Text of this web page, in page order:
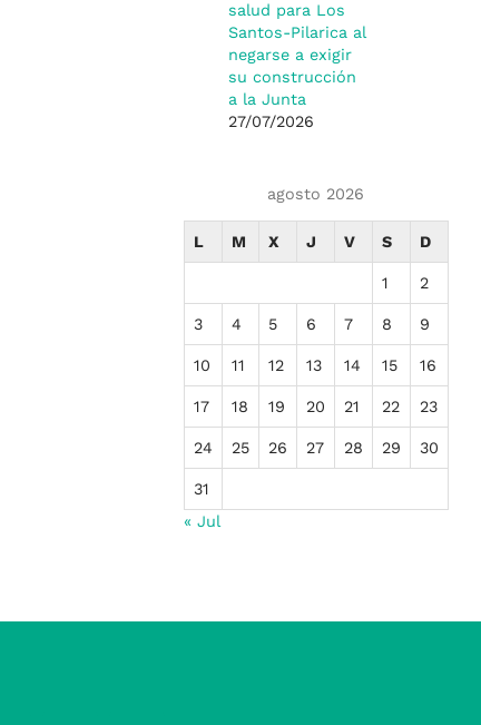
salud para Los
Santos-Pilarica al
negarse a exigir
su construcción
a la Junta
27/07/2026
agosto 2026
L M X J V S D
1 2
3 4 5 6 7 8 9
10 11 12 13 14 15 16
17 18 19 20 21 22 23
24 25 26 27 28 29 30
31
« Jul